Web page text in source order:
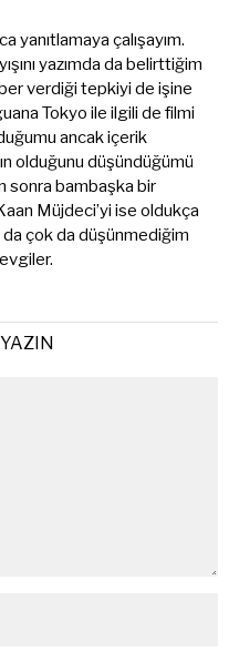
yanıtlamaya çalışayım.
yazımda da belirttiğim
verdiği tepkiyi de işine
Tokyo ile ilgili de filmi
ancak içerik
olduğunu düşündüğümü
sonra bambaşka bir
Müjdeci’yi ise oldukça
çok da düşünmediğim